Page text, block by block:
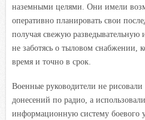
наземными целями. Они имели
оперативно планировать свои
получая свежую разведывательную
не заботясь о тыловом снабжении,
время и точно в срок.
Военные руководители не рисовали
донесений по радио, а
информационную систему боевого